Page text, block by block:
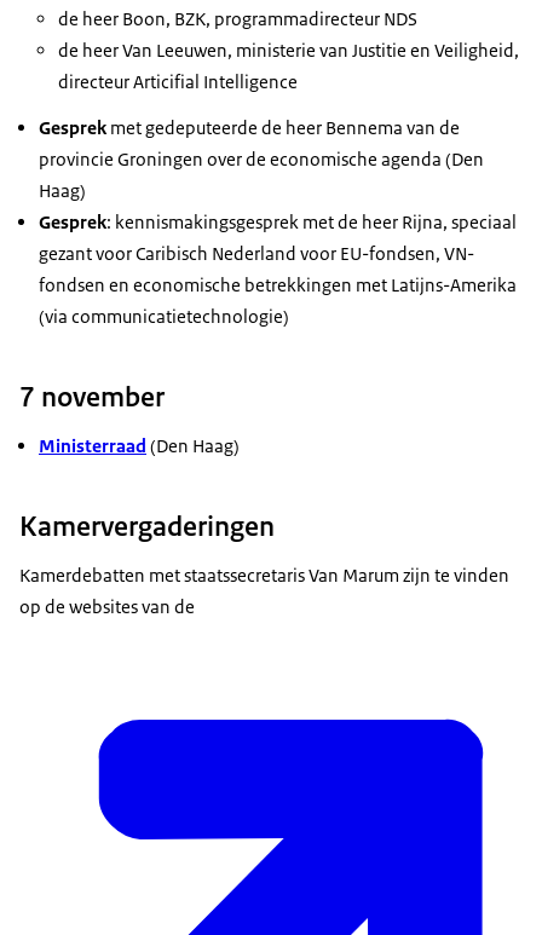
de heer Boon, BZK, programmadirecteur NDS
de heer Van Leeuwen, ministerie van Justitie en Veiligheid,
directeur Articifial Intelligence
Gesprek met gedeputeerde de heer Bennema van de
provincie Groningen over de economische agenda (Den
Haag)
Gesprek: kennismakingsgesprek met de heer Rijna, speciaal
gezant voor Caribisch Nederland voor EU-fondsen, VN-
fondsen en economische betrekkingen met Latijns-Amerika
(via communicatietechnologie)
7 november
Ministerraad (Den Haag)
Kamervergaderingen
Kamerdebatten met staatssecretaris Van Marum zijn te vinden
op de websites van de